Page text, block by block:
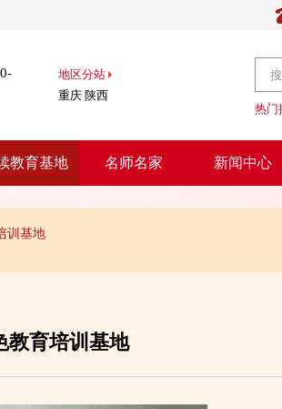
地区分站
重庆 陕西
热门
教育基地 名师名家 新闻中心
训基地
教育培训基地